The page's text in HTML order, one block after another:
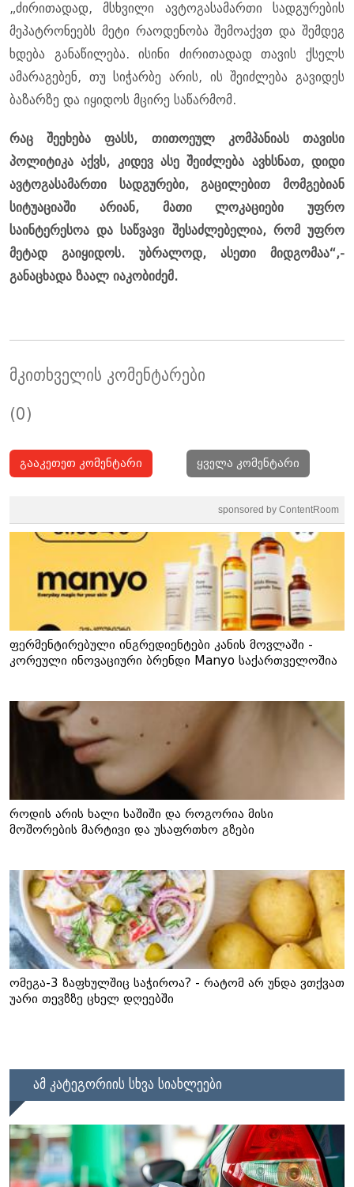
„ძირითადად, მსხვილი ავტოგასამართი სადგურების
მეპატრონეებს მეტი რაოდენობა შემოაქვთ და შემდეგ
ხდება განაწილება. ისინი ძირითადად თავის ქსელს
ამარაგებენ, თუ სიჭარბე არის, ის შეიძლება გავიდეს
ბაზარზე და იყიდოს მცირე საწარმომ.
რაც შეეხება ფასს, თითოეულ კომპანიას თავისი
პოლიტიკა აქვს, კიდევ ასე შეიძლება ავხსნათ, დიდი
ავტოგასამართი სადგურები, გაცილებით მომგებიან
სიტუაციაში არიან, მათი ლოკაციები უფრო
საინტერესოა და საწვავი შესაძლებელია, რომ უფრო
მეტად გაიყიდოს. უბრალოდ, ასეთი მიდგომაა“,-
განაცხადა ზაალ იაკობიძემ.
მკითხველის კომენტარები
(0)
გააკეთეთ კომენტარი ყველა კომენტარი
sponsored by ContentRoom
ფერმენტირებული ინგრედიენტები კანის მოვლაში -
კორეული ინოვაციური ბრენდი Manyo საქართველოშია
როდის არის ხალი საშიში და როგორია მისი
მოშორების მარტივი და უსაფრთხო გზები
ომეგა-3 ზაფხულშიც საჭიროა? - რატომ არ უნდა ვთქვათ
უარი თევზზე ცხელ დღეებში
ამ კატეგორიის სხვა სიახლეები